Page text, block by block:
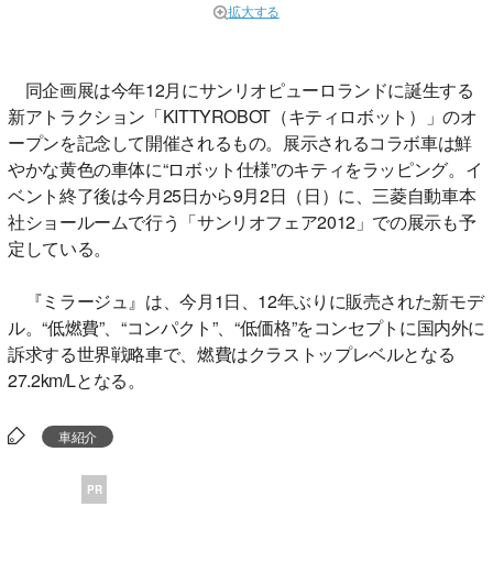
拡大する
同企画展は今年12月にサンリオピューロランドに誕生する
新アトラクション「KITTYROBOT（キティロボット）」のオ
ープンを記念して開催されるもの。展示されるコラボ車は鮮
やかな黄色の車体に“ロボット仕様”のキティをラッピング。イ
ベント終了後は今月25日から9月2日（日）に、三菱自動車本
社ショールームで行う「サンリオフェア2012」での展示も予
定している。
『ミラージュ』は、今月1日、12年ぶりに販売された新モデ
ル。“低燃費”、“コンパクト”、“低価格”をコンセプトに国内外に
訴求する世界戦略車で、燃費はクラストップレベルとなる
27.2km/Lとなる。
車紹介
PR